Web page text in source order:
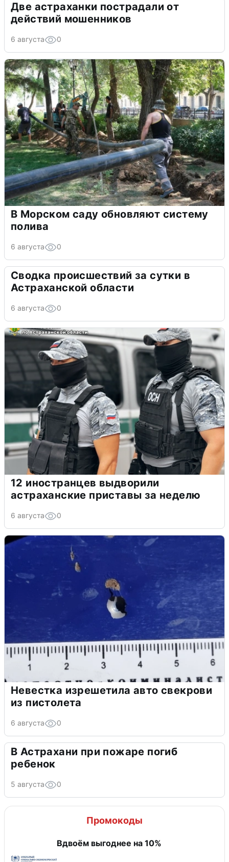
Две астраханки пострадали от
действий мошенников
6 августа 0
В Морском саду обновляют систему
полива
6 августа 0
Сводка происшествий за сутки в
Астраханской области
6 августа 0
12 иностранцев выдворили
астраханские приставы за неделю
6 августа 0
Невестка изрешетила авто свекрови
из пистолета
6 августа 0
В Астрахани при пожаре погиб
ребенок
5 августа 0
Промокоды
Вдвоём выгоднее на 10%